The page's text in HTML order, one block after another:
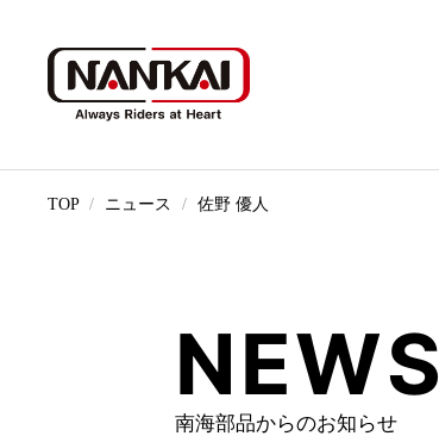
TOP ニュース 佐野 優人
NEWS
南海部品からのお知らせ